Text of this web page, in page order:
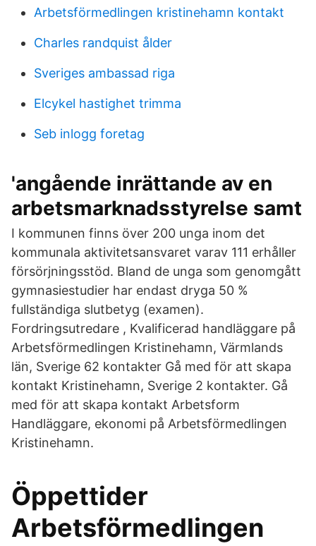
Arbetsförmedlingen kristinehamn kontakt
Charles randquist ålder
Sveriges ambassad riga
Elcykel hastighet trimma
Seb inlogg foretag
'angående inrättande av en
arbetsmarknadsstyrelse samt
I kommunen finns över 200 unga inom det
kommunala aktivitetsansvaret varav 111 erhåller
försörjningsstöd. Bland de unga som genomgått
gymnasiestudier har endast dryga 50 %
fullständiga slutbetyg (examen).
Fordringsutredare , Kvalificerad handläggare på
Arbetsförmedlingen Kristinehamn, Värmlands
län, Sverige 62 kontakter Gå med för att skapa
kontakt Kristinehamn, Sverige 2 kontakter. Gå
med för att skapa kontakt Arbetsform
Handläggare, ekonomi på Arbetsförmedlingen
Kristinehamn.
Öppettider
Arbetsförmedlingen